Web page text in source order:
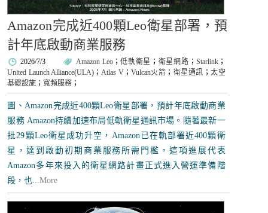
Amazon完成近400顆Leo衛星部署，預
計年底啟動商業服務
2026/7/3 Amazon Leo； 低軌衛星 ； 衛星網路 ； Starlink；
United Launch Alliance(ULA)；Atlas V； Vulcan火箭 ； 衛星通訊 ； 太空
基礎設施 ；寬頻服務 ；
圖、Amazon完成近400顆Leo衛星部署，預計年底啟動商業
服務 Amazon持續加速布局低軌衛星通訊市場。隨著最新一
批29顆Leo衛星成功升空，Amazon已在軌部署近400顆衛
星，達到啟動初期商業服務所需門檻。這項進展代表
Amazon多年來投入的衛星網路計畫正式進入營運準備階
段，也...More